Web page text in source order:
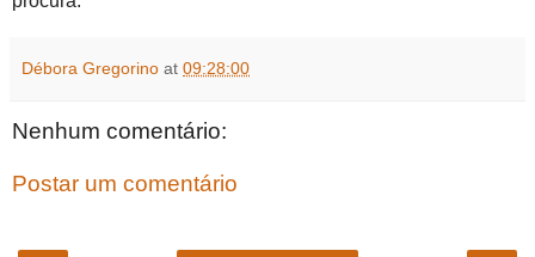
Débora Gregorino at 09:28:00
Nenhum comentário:
Postar um comentário